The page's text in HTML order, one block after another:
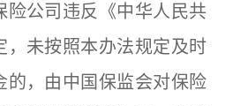
公司违反《中华人民共
，未按照本办法规定及时
的，由中国保监会对保险